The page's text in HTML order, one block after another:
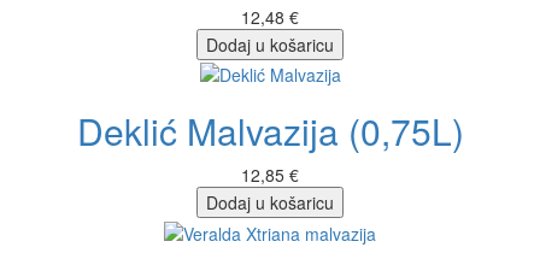
12,48 €
Dodaj u košaricu
Deklić Malvazija (0,75L)
12,85 €
Dodaj u košaricu